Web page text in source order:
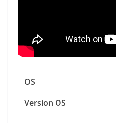
OS
Version OS